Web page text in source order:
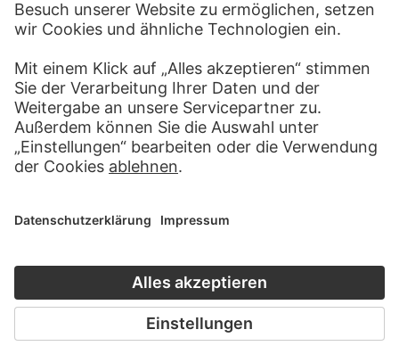
BESUCHEN SIE DAS
STÄDEL MUSEUM
ZUR WEBSEITE
Haben Sie Anregungen, Fragen oder Informationen zu